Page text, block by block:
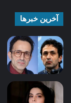
آخرین خبرها